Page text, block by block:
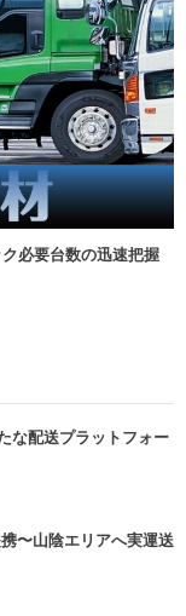
必要台数の迅速把握
な配送プラットフォー
〜山陰エリアへ実運送